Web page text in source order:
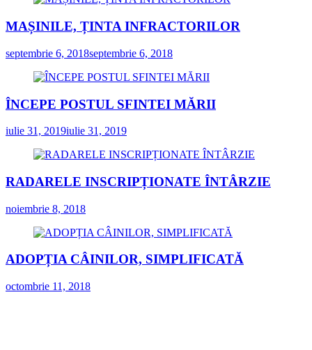
MAȘINILE, ȚINTA INFRACTORILOR
septembrie 6, 2018septembrie 6, 2018
ÎNCEPE POSTUL SFINTEI MĂRII
iulie 31, 2019iulie 31, 2019
RADARELE INSCRIPȚIONATE ÎNTÂRZIE
noiembrie 8, 2018
ADOPȚIA CÂINILOR, SIMPLIFICATĂ
octombrie 11, 2018